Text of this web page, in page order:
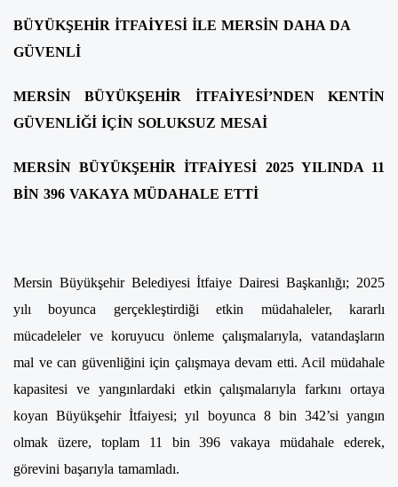
BÜYÜKŞEHİR İTFAİYESİ İLE MERSİN DAHA DA
GÜVENLİ
MERSİN BÜYÜKŞEHİR İTFAİYESİ’NDEN KENTİN
GÜVENLİĞİ İÇİN SOLUKSUZ MESAİ
MERSİN BÜYÜKŞEHİR İTFAİYESİ 2025 YILINDA 11
BİN 396 VAKAYA MÜDAHALE ETTİ
Mersin Büyükşehir Belediyesi İtfaiye Dairesi Başkanlığı; 2025
yılı boyunca gerçekleştirdiği etkin müdahaleler, kararlı
mücadeleler ve koruyucu önleme çalışmalarıyla, vatandaşların
mal ve can güvenliğini için çalışmaya devam etti. Acil müdahale
kapasitesi ve yangınlardaki etkin çalışmalarıyla farkını ortaya
koyan Büyükşehir İtfaiyesi; yıl boyunca 8 bin 342’si yangın
olmak üzere, toplam 11 bin 396 vakaya müdahale ederek,
görevini başarıyla tamamladı.